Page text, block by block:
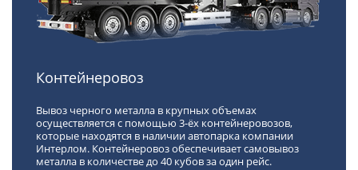
Контейнеровоз
Вывоз черного металла в крупных объемах
осуществляется с помощью 3-ёх контейнеровозов,
которые находятся в наличии автопарка компании
Интерлом. Контейнеровоз обеспечивает самовывоз
металла в количестве до 40 кубов за один рейс.